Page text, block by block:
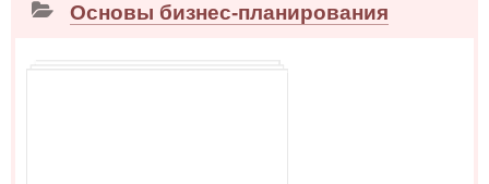
Основы бизнес-планирования